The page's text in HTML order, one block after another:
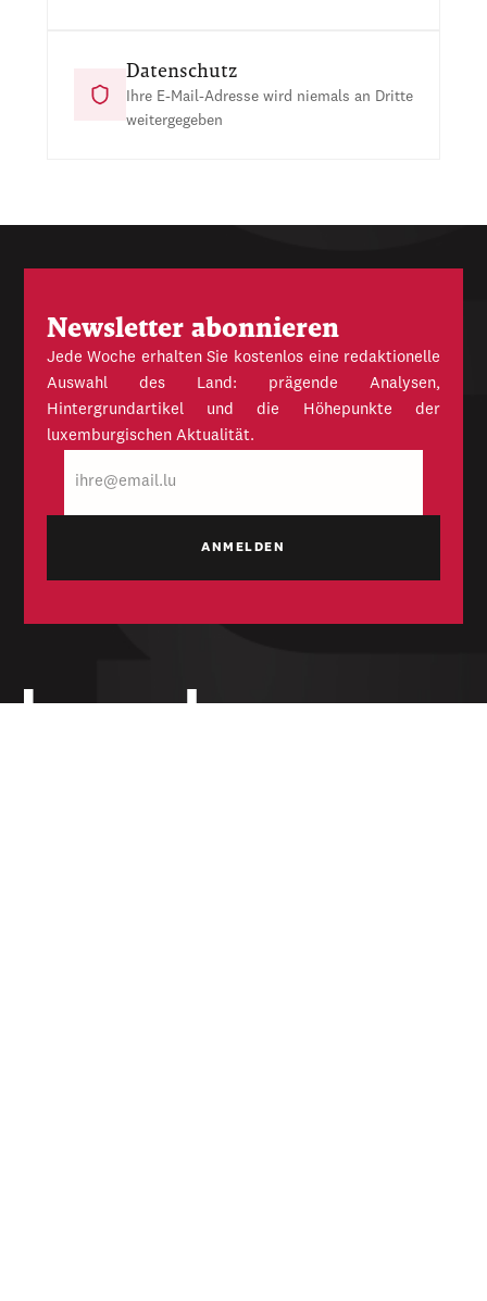
Datenschutz
Ihre E-Mail-Adresse wird niemals an Dritte
weitergegeben
Newsletter abonnieren
Jede Woche erhalten Sie kostenlos eine redaktionelle
Auswahl des Land: prägende Analysen,
Hintergrundartikel und die Höhepunkte der
luxemburgischen Aktualität.
Mail